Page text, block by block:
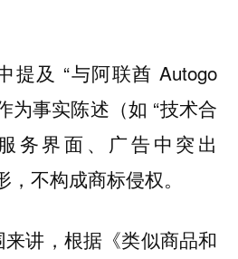
提及 “与阿联酋 Autogo
为事实陈述（如 “技术合
务界面、广告中突出
不构成商标侵权。
讲，根据《类似商品和